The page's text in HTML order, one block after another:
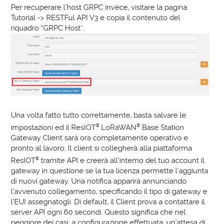
Per recuperare l’host GRPC invece, visitare la pagina
Tutorial -> RESTFul API V3 e copia il contenuto del
riquadro “GRPC Host”.
Una volta fatto tutto correttamente, basta salvare le
impostazioni ed il ResIOT® LoRaWAN® Base Station
Gateway Client sarà ora completamente operativo e
pronto al lavoro. Il client si collegherà alla piattaforma
ResIOT® tramite API e creerà all’interno del tuo account il
gateway in questione se la tua licenza permette l’aggiunta
di nuovi gateway. Una notifica apparirà annunciando
l’avvenuto collegamento, specificando il tipo di gateway e
l’EUI assegnatogli. Di default, il Client prova a contattare il
server API ogni 60 secondi. Questo significa che nel